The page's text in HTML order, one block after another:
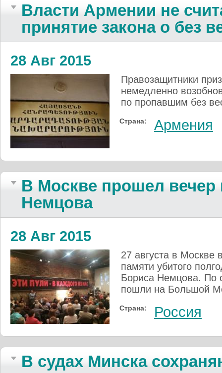
Власти Армении не
принятие закона о без
28 Авг 2015
Правозащитники
немедленно
по пропавшим без
Страна: Армения
В Москве прошел вечер
Немцова
28 Авг 2015
27 августа в Москве
памяти убитого
Бориса Немцова. По
пошли на Большой
Страна: Россия
В судах Минска